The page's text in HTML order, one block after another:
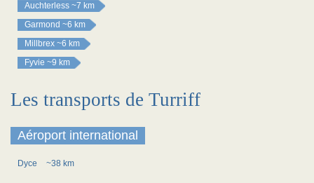
Auchterless ~7 km
Garmond ~6 km
Millbrex ~6 km
Fyvie ~9 km
Les transports de Turriff
Aéroport international
Dyce ~38 km